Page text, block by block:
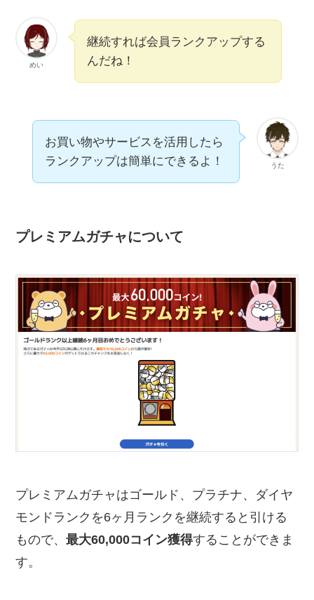
めい
継続すれば会員ランクアップする
んだね！
うた
お買い物やサービスを活用したら
ランクアップは簡単にできるよ！
プレミアムガチャについて
プレミアムガチャはゴールド、プラチナ、ダイヤ
モンドランクを6ヶ月ランクを継続すると引ける
もので、最大60,000コイン獲得することができま
す。